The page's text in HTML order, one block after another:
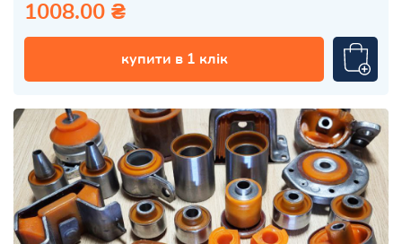
1008.00 ₴
купити в 1 клік